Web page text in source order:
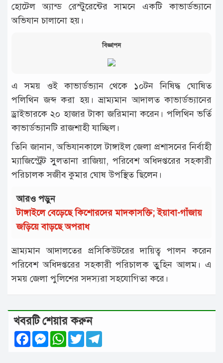
হোটেল অ্যান্ড রেস্টুরেন্টের সামনে একটি কাভার্ডভ্যানে
অভিযান চালানো হয়।
বিজ্ঞাপন
এ সময় ওই কাভার্ডভ্যান থেকে ১০টন নিষিদ্ধ ঘোষিত
পলিথিন জব্দ করা হয়। ভ্রাম্যমান আদালত কাভার্ডভ্যানের
ড্রাইভারকে ২০ হাজার টাকা জরিমানা করেন। পলিথিন ভর্তি
কাভার্ডভ্যানটি রাজশাহী যাচ্ছিল।
তিনি জানান, অভিযানকালে টাঙ্গাইল জেলা প্রশাসনের নির্বাহী
ম্যাজিস্ট্রেট সুুলতানা রাজিয়া, পরিবেশ অধিদপ্তরের সহকারী
পরিচালক সজীব কুমার ঘোষ উপস্থিত ছিলেন।
আরও পড়ুন
টাঙ্গাইলে বেড়েছে কিশোরদের মাদকাসক্তি; ইয়াবা-গাঁজায়
জড়িয়ে বাড়ছে অপরাধ
ভ্রাম্যমান আদালতের প্রসিকিউটরের দায়িত্ব পালন করেন
পরিবেশ অধিদপ্তরের সহকারী পরিচালক তুুহিন আলম। এ
সময় জেলা পুলিশের সদস্যরা সহযোগিতা করে।
খবরটি শেয়ার করুন
FacebookMessenger
WhatsApp
Twitter